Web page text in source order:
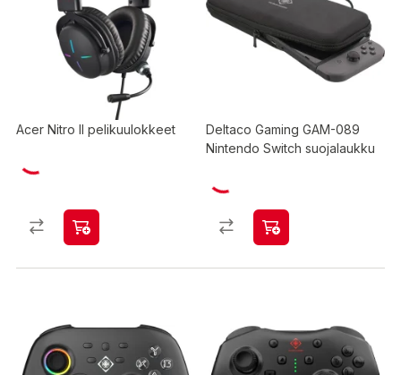
Acer Nitro II pelikuulokkeet
Deltaco Gaming GAM-089
Nintendo Switch suojalaukku